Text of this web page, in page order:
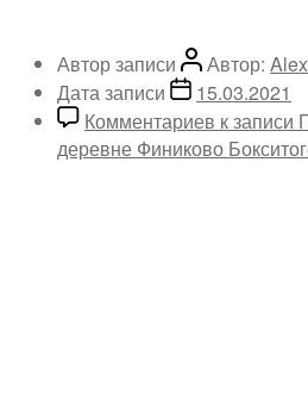
Автор записи Автор: Alex
Дата записи
15.03.2021
Комментариев к записи
деревне Финиково